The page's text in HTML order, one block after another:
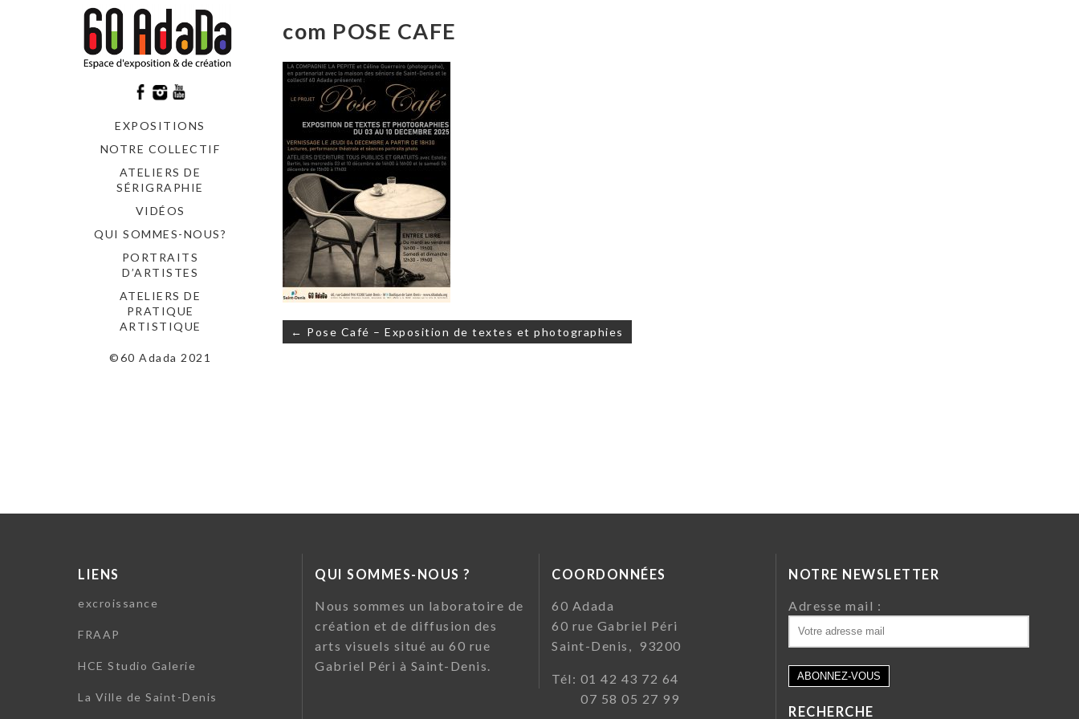
EXPOSITIONS
NOTRE COLLECTIF
ATELIERS DE
SÉRIGRAPHIE
VIDÉOS
QUI SOMMES-NOUS?
PORTRAITS
D’ARTISTES
ATELIERS DE
PRATIQUE
ARTISTIQUE
©60 Adada 2021
com POSE CAFE
Navigation
de
← Pose Café – Exposition de textes et photographies
LIENS
excroissance
FRAAP
HCE Studio Galerie
La Ville de Saint-Denis
QUI SOMMES-NOUS ?
Nous sommes un laboratoire de
création et de diffusion des
arts visuels situé au 60 rue
Gabriel Péri à Saint-Denis.
COORDONNÉES
60 Adada
60 rue Gabriel Péri
Saint-Denis, 93200
Tél: 01 42 43 72 64
07 58 05 27 99
NOTRE NEWSLETTER
Adresse mail :
RECHERCHE